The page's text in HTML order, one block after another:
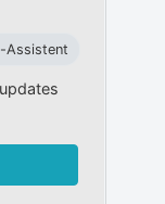
Assistent